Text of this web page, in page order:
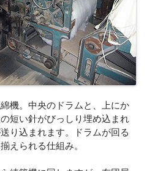
機。中央のドラムと、上にか
短い針がびっしり埋め込まれ
り込まれます。ドラムが回る
えられる仕組み。